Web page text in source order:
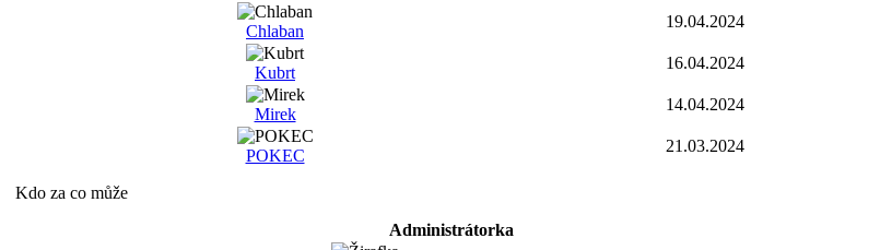
Chlaban
19.04.2024
Kubrt
16.04.2024
Mirek
14.04.2024
POKEC
21.03.2024
Kdo za co může
Administrátorka